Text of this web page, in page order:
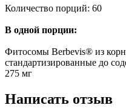
Количество порций: 60
В одной порции:
Фитосомы Berbevis® из
стандартизированные до
275 мг
Написать отзыв